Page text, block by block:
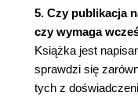
Znajdź
gdzie są
5. Czy publikacja
czy wymaga
Książka jest
sprawdzi się
tych z